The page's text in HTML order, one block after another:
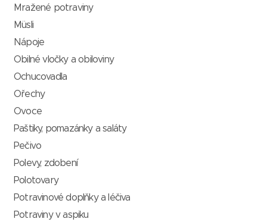
Mražené potraviny
Müsli
Nápoje
Obilné vločky a obiloviny
Ochucovadla
Ořechy
Ovoce
Paštiky, pomazánky a saláty
Pečivo
Polevy, zdobení
Polotovary
Potravinové doplňky a léčiva
Potraviny v aspiku